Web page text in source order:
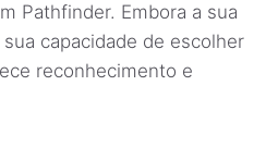
Pathfinder. Embora a sua
capacidade de escolher
reconhecimento e